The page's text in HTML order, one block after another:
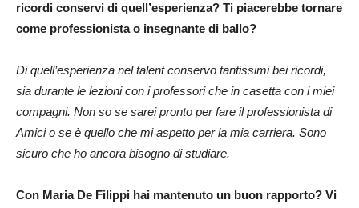
ricordi conservi di quell’esperienza? Ti piacerebbe tornare
come professionista o insegnante di ballo?
Di quell’esperienza nel talent conservo tantissimi bei ricordi,
sia durante le lezioni con i professori che in casetta con i miei
compagni. Non so se sarei pronto per fare il professionista di
Amici o se è quello che mi aspetto per la mia carriera. Sono
sicuro che ho ancora bisogno di studiare.
Con Maria De Filippi hai mantenuto un buon rapporto? Vi